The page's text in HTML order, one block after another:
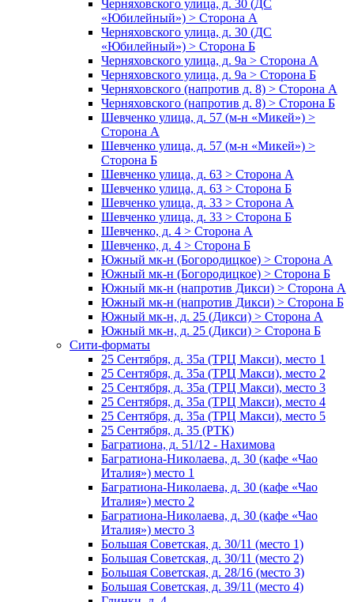
Черняховского улица, д. 30 (ДС
«Юбилейный») > Сторона А
Черняховского улица, д. 30 (ДС
«Юбилейный») > Сторона Б
Черняховского улица, д. 9а > Сторона А
Черняховского улица, д. 9а > Сторона Б
Черняховского (напротив д. 8) > Сторона А
Черняховского (напротив д. 8) > Сторона Б
Шевченко улица, д. 57 (м-н «Микей») >
Сторона А
Шевченко улица, д. 57 (м-н «Микей») >
Сторона Б
Шевченко улица, д. 63 > Сторона А
Шевченко улица, д. 63 > Сторона Б
Шевченко улица, д. 33 > Сторона А
Шевченко улица, д. 33 > Сторона Б
Шевченко, д. 4 > Сторона А
Шевченко, д. 4 > Сторона Б
Южный мк-н (Богородицкое) > Сторона А
Южный мк-н (Богородицкое) > Сторона Б
Южный мк-н (напротив Дикси) > Сторона А
Южный мк-н (напротив Дикси) > Сторона Б
Южный мк-н, д. 25 (Дикси) > Сторона А
Южный мк-н, д. 25 (Дикси) > Сторона Б
Сити-форматы
25 Сентября, д. 35а (ТРЦ Макси), место 1
25 Сентября, д. 35а (ТРЦ Макси), место 2
25 Сентября, д. 35а (ТРЦ Макси), место 3
25 Сентября, д. 35а (ТРЦ Макси), место 4
25 Сентября, д. 35а (ТРЦ Макси), место 5
25 Сентября, д. 35 (РТК)
Багратиона, д. 51/12 - Нахимова
Багратиона-Николаева, д. 30 (кафе «Чао
Италия») место 1
Багратиона-Николаева, д. 30 (кафе «Чао
Италия») место 2
Багратиона-Николаева, д. 30 (кафе «Чао
Италия») место 3
Большая Советская, д. 30/11 (место 1)
Большая Советская, д. 30/11 (место 2)
Большая Советская, д. 28/16 (место 3)
Большая Советская, д. 39/11 (место 4)